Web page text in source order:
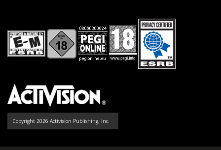
Copyright 2026 Activision Publishing, Inc.